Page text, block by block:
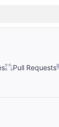
Pull Requests